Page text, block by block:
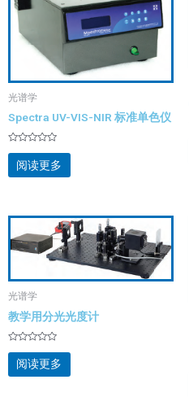
光谱学
Spectra UV-VIS-NIR 标准单色仪
评
分
&sol;
阅读更多
光谱学
教学用分光光度计
评
分
&sol;
阅读更多